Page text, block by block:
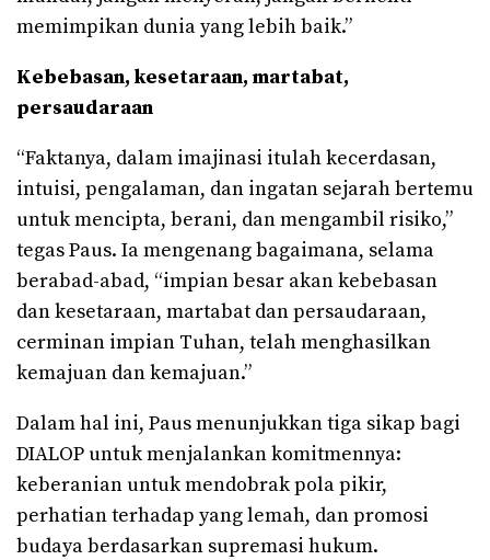
memimpikan dunia yang lebih baik.”
Kebebasan, kesetaraan, martabat,
persaudaraan
“Faktanya, dalam imajinasi itulah kecerdasan,
intuisi, pengalaman, dan ingatan sejarah bertemu
untuk mencipta, berani, dan mengambil risiko,”
tegas Paus. Ia mengenang bagaimana, selama
berabad-abad, “impian besar akan kebebasan
dan kesetaraan, martabat dan persaudaraan,
cerminan impian Tuhan, telah menghasilkan
kemajuan dan kemajuan.”
Dalam hal ini, Paus menunjukkan tiga sikap bagi
DIALOP untuk menjalankan komitmennya:
keberanian untuk mendobrak pola pikir,
perhatian terhadap yang lemah, dan promosi
budaya berdasarkan supremasi hukum.